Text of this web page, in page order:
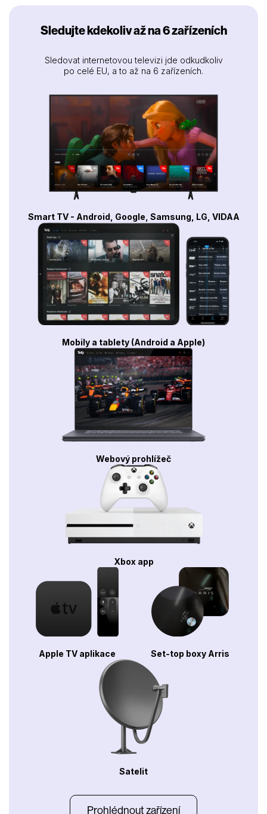
Sledujte kdekoliv až na 6 zařízeních
Sledovat internetovou televizi jde odkudkoliv
po celé EU, a to až na 6 zařízeních.
Smart TV - Android, Google, Samsung, LG, VIDAA
Mobily a tablety (Android a Apple)
Webový prohlížeč
Xbox app
Apple TV aplikace Set-top boxy Arris
Satelit
Prohlédnout zařízení